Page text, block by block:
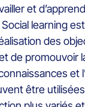
et
learning
des
de promouvoir
et
être